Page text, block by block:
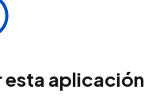
esta aplicación